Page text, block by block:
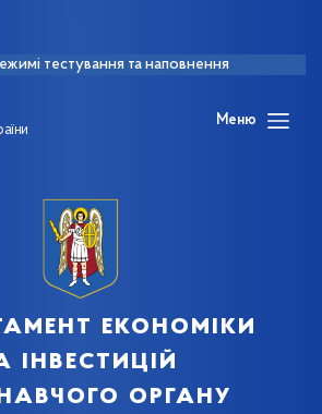
тестування та наповнення
Меню
економіки
інвестицій
органу